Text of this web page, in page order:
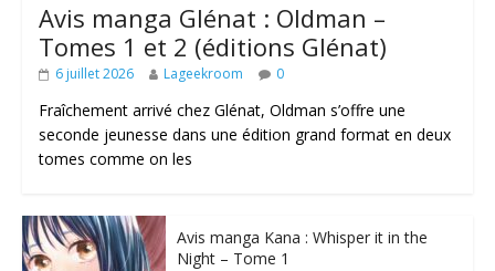
Avis manga Glénat : Oldman –
Tomes 1 et 2 (éditions Glénat)
6 juillet 2026 Lageekroom 0
Fraîchement arrivé chez Glénat, Oldman s’offre une
seconde jeunesse dans une édition grand format en deux
tomes comme on les
Avis manga Kana : Whisper it in the
Night – Tome 1